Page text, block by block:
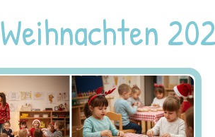
Weihnachten